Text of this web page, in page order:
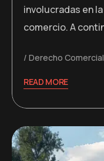
involucradas en
comercio. A
Derecho Comercial
READ MORE